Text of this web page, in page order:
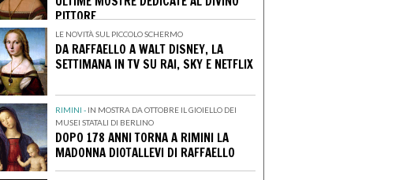
PITTORE
LE NOVITÀ SUL PICCOLO SCHERMO
DA RAFFAELLO A WALT DISNEY, LA
SETTIMANA IN TV SU RAI, SKY E NETFLIX
RIMINI - IN MOSTRA DA OTTOBRE IL GIOIELLO DEI
MUSEI STATALI DI BERLINO
DOPO 178 ANNI TORNA A RIMINI LA
MADONNA DIOTALLEVI DI RAFFAELLO